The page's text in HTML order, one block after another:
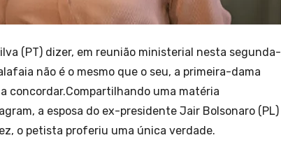
(PT) dizer, em reunião ministerial nesta segunda-
não é o mesmo que o seu, a primeira-dama
concordar.Compartilhando uma matéria
a esposa do ex-presidente Jair Bolsonaro (PL)
o petista proferiu uma única verdade.